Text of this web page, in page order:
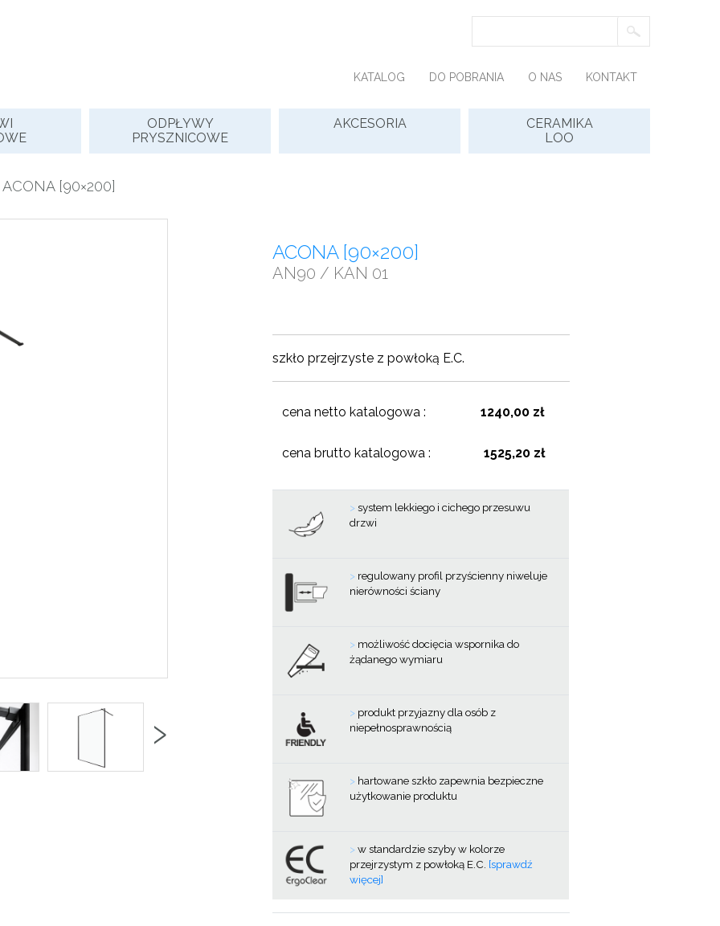
KATALOG DO POBRANIA O NAS KONTAKT
ODPŁYWY
PRYSZNICOWE
AKCESORIA
CERAMIKA
LOO
[90×200]
›
ACONA [90×200]
AN90 / KAN 01
szkło przejrzyste z powłoką E.C.
cena netto katalogowa : 1240,00 zł
cena brutto katalogowa : 1525,20 zł
>system lekkiego i cichego przesuwu
drzwi
> regulowany profil przyścienny niweluje
nierówności ściany
> możliwość docięcia wspornika do
żądanego wymiaru
> produkt przyjazny dla osób z
niepełnosprawnością
> hartowane szkło zapewnia bezpieczne
użytkowanie produktu
>w standardzie szyby w kolorze
przejrzystym z powłoką E.C. [sprawdź
więcej]